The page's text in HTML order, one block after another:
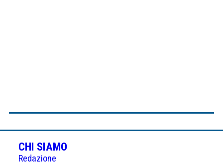
CHI SIAMO
Redazione